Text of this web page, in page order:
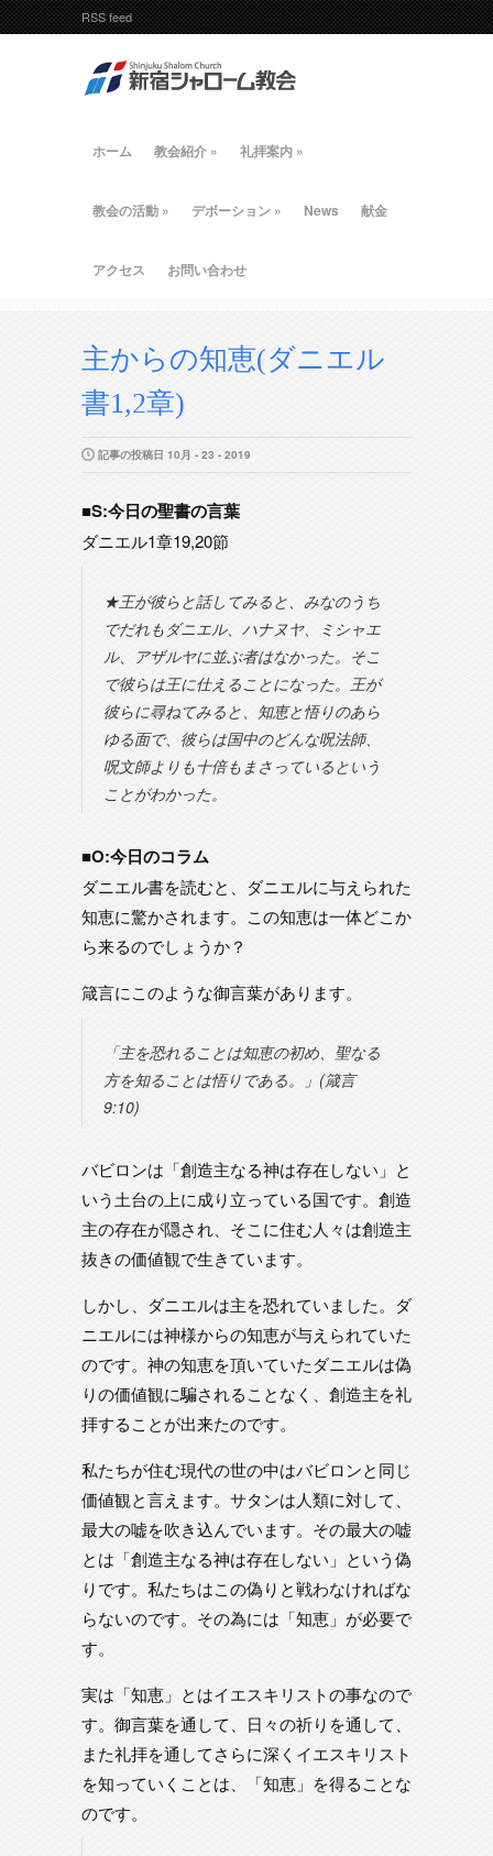
RSS feed
ホーム 教会紹介 » 礼拝案内 »
教会の活動 » デボーション » News 献金
アクセス お問い合わせ
主からの知恵(ダニエル
書1,2章)
記事の投稿日 10月 - 23 - 2019
■S:今日の聖書の言葉
ダニエル1章19,20節
★王が彼らと話してみると、みなのうち
でだれもダニエル、ハナヌヤ、ミシャエ
ル、アザルヤに並ぶ者はなかった。そこ
で彼らは王に仕えることになった。王が
彼らに尋ねてみると、知恵と悟りのあら
ゆる面で、彼らは国中のどんな呪法師、
呪文師よりも十倍もまさっているという
ことがわかった。
■O:今日のコラム
ダニエル書を読むと、ダニエルに与えられた
知恵に驚かされます。この知恵は一体どこか
ら来るのでしょうか？
箴言にこのような御言葉があります。
「主を恐れることは知恵の初め、聖なる
方を知ることは悟りである。」(箴言
9:10)
バビロンは「創造主なる神は存在しない」と
いう土台の上に成り立っている国です。創造
主の存在が隠され、そこに住む人々は創造主
抜きの価値観で生きています。
しかし、ダニエルは主を恐れていました。ダ
ニエルには神様からの知恵が与えられていた
のです。神の知恵を頂いていたダニエルは偽
りの価値観に騙されることなく、創造主を礼
拝することが出来たのです。
私たちが住む現代の世の中はバビロンと同じ
価値観と言えます。サタンは人類に対して、
最大の嘘を吹き込んでいます。その最大の嘘
とは「創造主なる神は存在しない」という偽
りです。私たちはこの偽りと戦わなければな
らないのです。その為には「知恵」が必要で
す。
実は「知恵」とはイエスキリストの事なので
す。御言葉を通して、日々の祈りを通して、
また礼拝を通してさらに深くイエスキリスト
を知っていくことは、「知恵」を得ることな
のです。